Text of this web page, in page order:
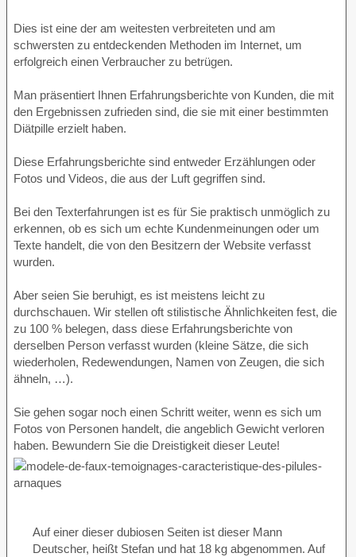
Dies ist eine der am weitesten verbreiteten und am
schwersten zu entdeckenden Methoden im Internet, um
erfolgreich einen Verbraucher zu betrügen.
Man präsentiert Ihnen Erfahrungsberichte von Kunden, die mit
den Ergebnissen zufrieden sind, die sie mit einer bestimmten
Diätpille erzielt haben.
Diese Erfahrungsberichte sind entweder Erzählungen oder
Fotos und Videos, die aus der Luft gegriffen sind.
Bei den Texterfahrungen ist es für Sie praktisch unmöglich zu
erkennen, ob es sich um echte Kundenmeinungen oder um
Texte handelt, die von den Besitzern der Website verfasst
wurden.
Aber seien Sie beruhigt, es ist meistens leicht zu
durchschauen. Wir stellen oft stilistische Ähnlichkeiten fest, die
zu 100 % belegen, dass diese Erfahrungsberichte von
derselben Person verfasst wurden (kleine Sätze, die sich
wiederholen, Redewendungen, Namen von Zeugen, die sich
ähneln, …).
Sie gehen sogar noch einen Schritt weiter, wenn es sich um
Fotos von Personen handelt, die angeblich Gewicht verloren
haben. Bewundern Sie die Dreistigkeit dieser Leute!
Auf einer dieser dubiosen Seiten ist dieser Mann
Deutscher, heißt Stefan und hat 18 kg abgenommen. Auf